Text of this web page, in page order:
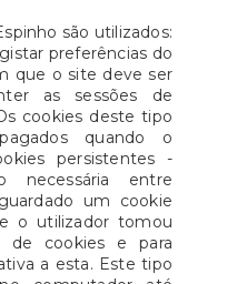
são utilizados:
preferências do
que o site deve ser
as sessões de
cookies deste tipo
quando o
persistentes -
necessária entre
um cookie
o utilizador tomou
de cookies e para
a esta. Este tipo